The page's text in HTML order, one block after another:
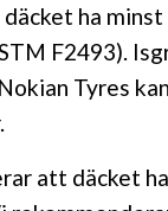
ha
F2493).
Tyres
att däcket